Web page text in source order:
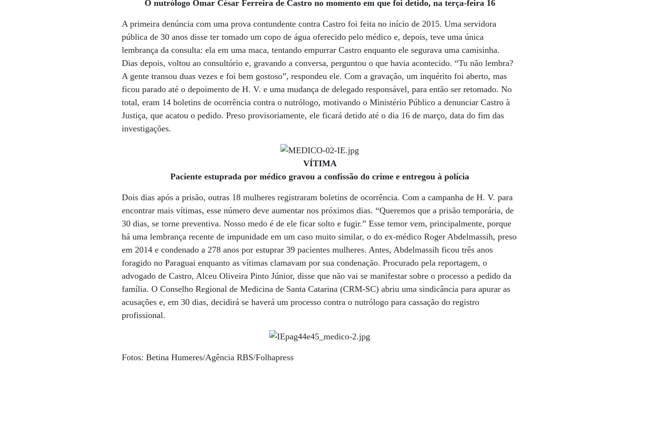
O nutrólogo Omar César Ferreira de Castro no momento em que foi detido, na terça-feira 16
A primeira denúncia com uma prova contundente contra Castro foi feita no início de 2015. Uma servidora
pública de 30 anos disse ter tomado um copo de água oferecido pelo médico e, depois, teve uma única
lembrança da consulta: ela em uma maca, tentando empurrar Castro enquanto ele segurava uma camisinha.
Dias depois, voltou ao consultório e, gravando a conversa, perguntou o que havia acontecido. “Tu não lembra?
A gente transou duas vezes e foi bem gostoso”, respondeu ele. Com a gravação, um inquérito foi aberto, mas
ficou parado até o depoimento de H. V. e uma mudança de delegado responsável, para então ser retomado. No
total, eram 14 boletins de ocorrência contra o nutrólogo, motivando o Ministério Público a denunciar Castro à
Justiça, que acatou o pedido. Preso provisoriamente, ele ficará detido até o dia 16 de março, data do fim das
investigações.
VÍTIMA
Paciente estuprada por médico gravou a confissão do crime e entregou à polícia
Dois dias após a prisão, outras 18 mulheres registraram boletins de ocorrência. Com a campanha de H. V. para
encontrar mais vítimas, esse número deve aumentar nos próximos dias. “Queremos que a prisão temporária, de
30 dias, se torne preventiva. Nosso medo é de ele ficar solto e fugir.” Esse temor vem, principalmente, porque
há uma lembrança recente de impunidade em um caso muito similar, o do ex-médico Roger Abdelmassih, preso
em 2014 e condenado a 278 anos por estuprar 39 pacientes mulheres. Antes, Abdelmassih ficou três anos
foragido no Paraguai enquanto as vítimas clamavam por sua condenação. Procurado pela reportagem, o
advogado de Castro, Alceu Oliveira Pinto Júnior, disse que não vai se manifestar sobre o processo a pedido da
família. O Conselho Regional de Medicina de Santa Catarina (CRM-SC) abriu uma sindicância para apurar as
acusações e, em 30 dias, decidirá se haverá um processo contra o nutrólogo para cassação do registro
profissional.
Fotos: Betina Humeres/Agência RBS/Folhapress